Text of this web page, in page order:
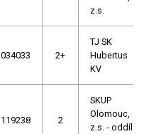
z.s.
034033 2+
TJ SK
Hubertus
KV
119238 2
SKUP
Olomouc,
z.s. - oddíl